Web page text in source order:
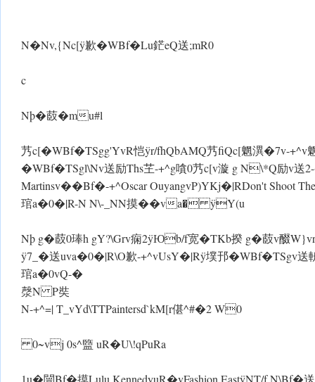
N�Nv,{Nc[ ÿ歉� WBf�Lu鋩eQ送;mR0
c
Nþ�菣�mu#l
艿c[� WBf�TSgg'YvR恺 ÿr/fhQbAMQ艿fiQc[魍潩�7v-
� WBf�TSgl\ Nv送励Ths芏-+^g嗿0艿c[v漩 g N\*Q励v送2-
Martinsv��Bf�-+^Oscar Ouyangv P)YKj�|RDon't Shoot
琯a�0�|R-N N\-_NN摸��va� ÿY(u
Nþ g�菣0琫h gY?\Grv痫2 ÿЮb/f宽�TKb揆 g�菣v醊
ÿ7_�送uva�0�|R\O歉-+^vUsY�|R ÿ墣邘�
琯a�0vQ-�
漀N P奘
N-+^=| T_vYd\TTPaintersd`kM[r偡^#�2 W0
0~vj 0s^盬 uR�U\!qPuRa
1u�闓Bf�摸Lulu KennedyuR�vFashion East ÿNT/f N\Bf�